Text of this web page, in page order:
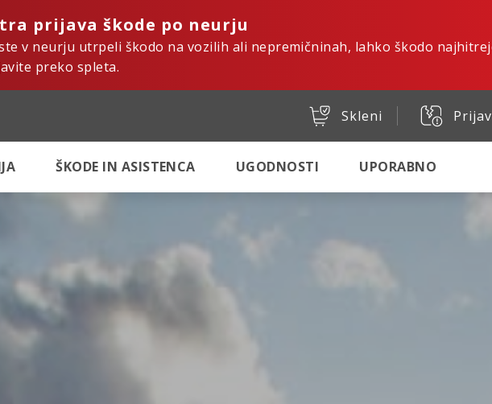
prijava škode po neurju
v neurju utrpeli škodo na vozilih ali nepremičninah, lahko škodo
preko spleta.
Skleni
ŠKODE IN ASISTENCA UGODNOSTI UPORABNO